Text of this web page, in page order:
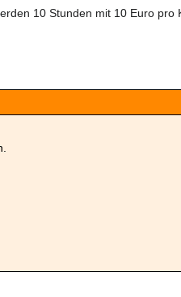
10 Stunden mit 10 Euro pro